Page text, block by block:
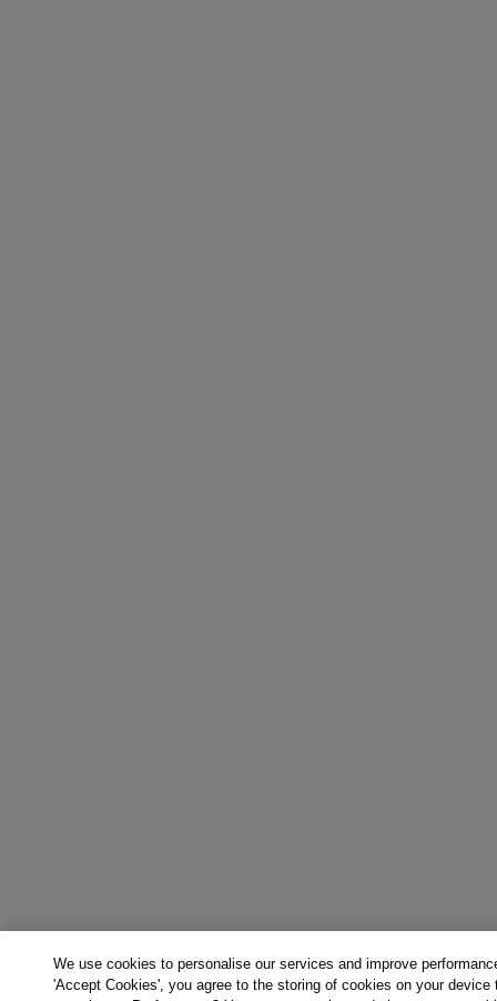
We use cookies to personalise our services and improve
'Accept Cookies', you agree to the storing of cookies on your device